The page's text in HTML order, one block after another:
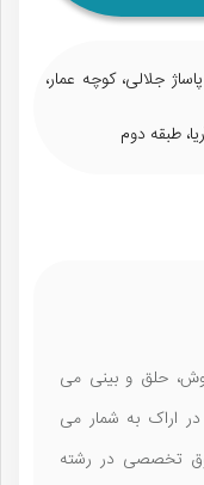
جلالی، کوچه عمار،
طبقه دوم
حلق و بینی می
در اراک به شمار می
تخصصی در رشته